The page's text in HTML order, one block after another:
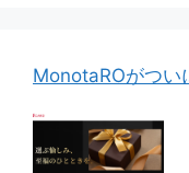
MonotaROがつい